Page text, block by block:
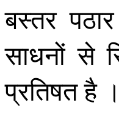
बस्तर
साधनों से
प्रतिषत है ।